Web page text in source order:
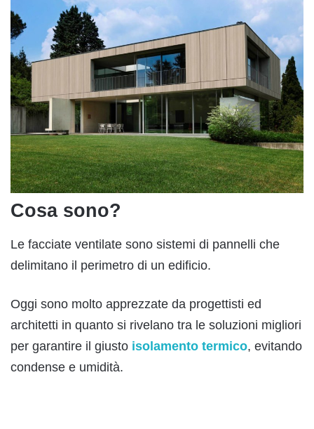
Cosa sono?
Le facciate ventilate sono sistemi di pannelli che
delimitano il perimetro di un edificio.
Oggi sono molto apprezzate da progettisti ed
architetti in quanto si rivelano tra le soluzioni migliori
per garantire il giusto isolamento termico, evitando
condense e umidità.